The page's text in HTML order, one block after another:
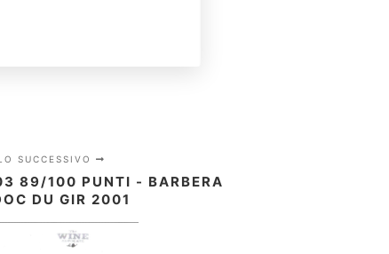
SUCCESSIVO
89/100 PUNTI - BARBERA
DU GIR 2001